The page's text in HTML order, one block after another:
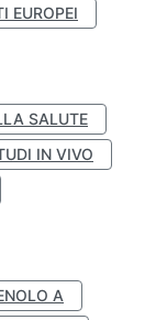
EUROPEI
SALUTE
IN VIVO
A